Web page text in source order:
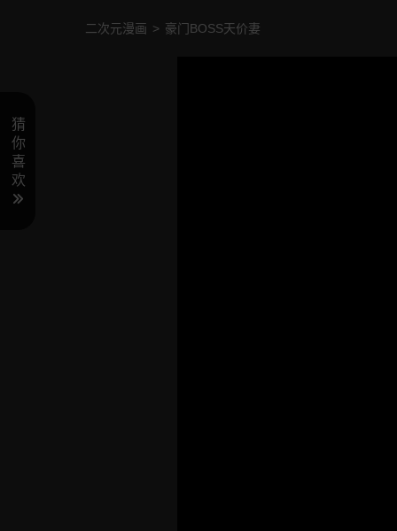
二次元漫画 > 豪门BOSS天价妻
猜
你
喜
欢